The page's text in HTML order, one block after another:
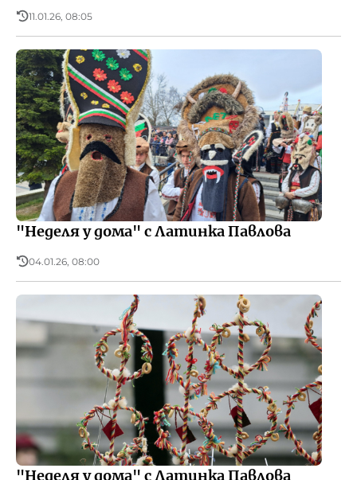
11.01.26, 08:05
"Неделя у дома" с Латинка Павлова
04.01.26, 08:00
"Неделя у дома" с Латинка Павлова